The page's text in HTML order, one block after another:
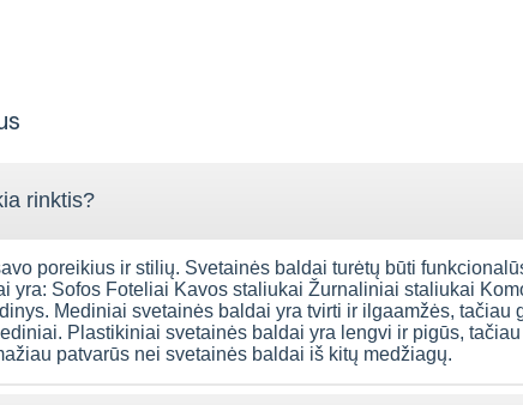
rinktis?
poreikius ir stilių. Svetainės baldai turėtų būti
yra: Sofos Foteliai Kavos staliukai Žurnaliniai staliukai
Mediniai svetainės baldai yra tvirti ir ilgaamžės,
Plastikiniai svetainės baldai yra lengvi ir pigūs,
patvarūs nei svetainės baldai iš kitų medžiagų.